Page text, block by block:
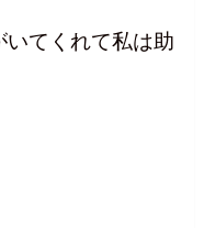
てくれて私は助